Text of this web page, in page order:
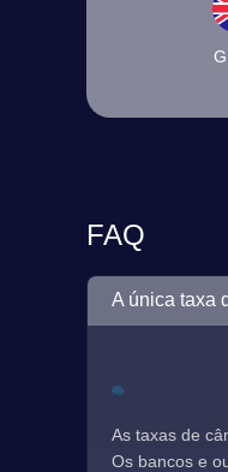
FAQ
A única taxa
As taxas de
Os bancos e